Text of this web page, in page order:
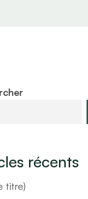
récents
titre)